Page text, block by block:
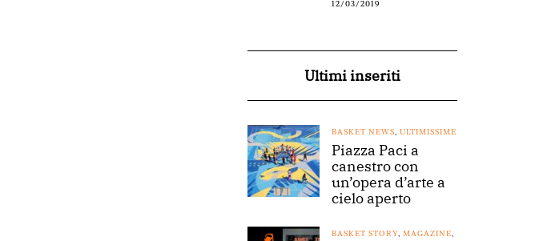
12/03/2019
Ultimi inseriti
BASKET NEWS, ULTIMISSIME
Piazza Paci a
canestro con
un’opera d’arte a
cielo aperto
BASKET STORY, MAGAZINE,